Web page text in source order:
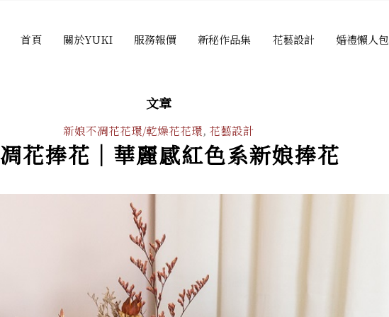
首頁 關於YUKI 服務報價 新秘作品集 花藝設計 婚禮懶人包
文章
新娘不凋花花環/乾燥花花環, 花藝設計
花捧花｜華麗感紅色系新娘捧花